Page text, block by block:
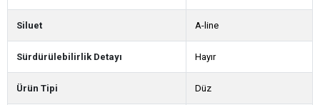
Siluet A-line
Sürdürülebilirlik Detayı Hayır
Ürün Tipi Düz